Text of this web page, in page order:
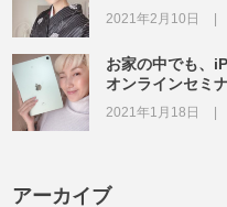
2021年2月10日
お家の中でも、
オンラインセミ
2021年1月18日
アーカイブ